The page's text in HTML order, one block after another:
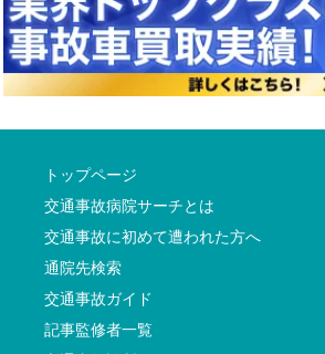
トップページ
交通事故病院サーチとは
交通事故に初めて遭われた方へ
通院先検索
交通事故ガイド
記事監修者一覧